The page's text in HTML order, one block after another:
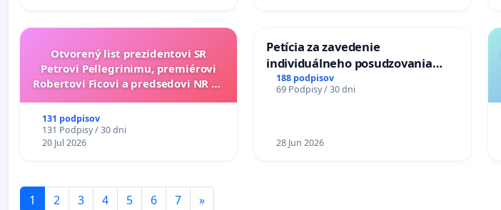
Otvorený list prezidentovi SR
Petrovi Pellegrinimu, premiérovi
Robertovi Ficovi a predsedovi NR SR
131 podpisov
131 Podpisy / 30 dni
20 Jul 2026
Petícia za zavedenie
individuálneho posudzovania
zdravotnej spôsobilosti osôb s
diabetom 1. a 2. typu pri prijímaní
188 podpisov
69 Podpisy / 30 dni
28 Jun 2026
1 2 3 4 5 6 7 »